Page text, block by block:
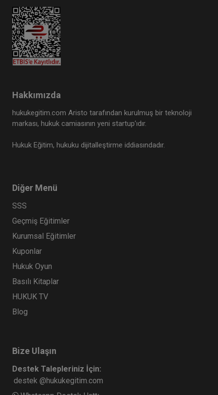
Hakkımızda
hukukegitim.com Aristo tarafından kurulmuş bir teknoloji
markası, hukuk camiasının yeni startup’ıdır.
Hukuk Eğitim, hukuku dijitalleştirme iddiasındadır.
Diğer Menü
SSS
Geçmiş Eğitimler
Kurumsal Eğitimler
Kuponlar
Hukuk Oyun
Basılı Kitaplar
HUKUK TV
Blog
Bize Ulaşın
Destek Talepleriniz İçin:
destek @hukukegitim.com